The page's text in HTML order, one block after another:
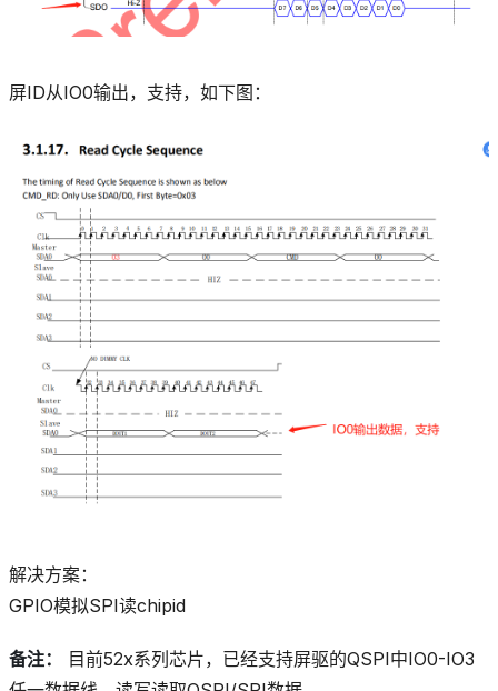
屏ID从IO0输出，支持，如下图：
解决方案：
GPIO模拟SPI读chipid
备注：
目前52x系列芯片，已经支持屏驱的QSPI中IO0-IO3